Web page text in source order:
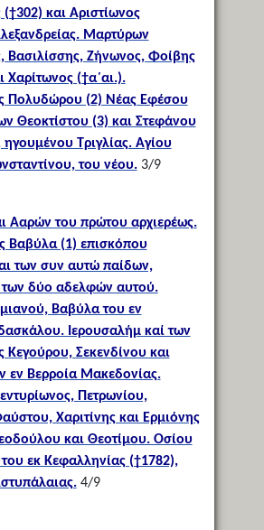
(†302) και Αριστίωνος
Μαρτύρων
Βασιλίσσης, Ζήνωνος, Φοίβης
Χαρίτωνος (†α΄αι.).
Πολυδώρου (2) Νέας Εφέσου
Θεοκτίστου (3) και Στεφάνου
Τριγλίας. Αγίου
του νέου.3/9
Ααρών του πρώτου αρχιερέως.
Βαβύλα (1) επισκόπου
των συν αυτώ παίδων,
των δύο αδελφών αυτού.
Βαβύλα του εν
Ιερουσαλήμ καί των
Κεγούρου, Σεκενδίνου και
εν Βερροία Μακεδονίας.
Πετρωνίου,
Χαριτίνης και Ερμιόνης
και Θεοτίμου. Οσίου
εκ Κεφαλληνίας (†1782),
4/9